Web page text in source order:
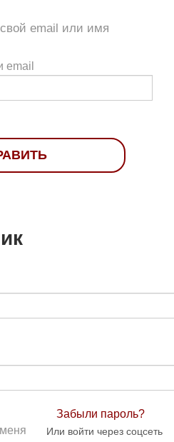
email или имя
email
Забыли пароль?
Или войти через соцсеть